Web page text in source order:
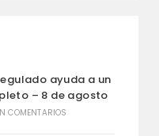
ayuda a un
– 8 de agosto
COMENTARIOS